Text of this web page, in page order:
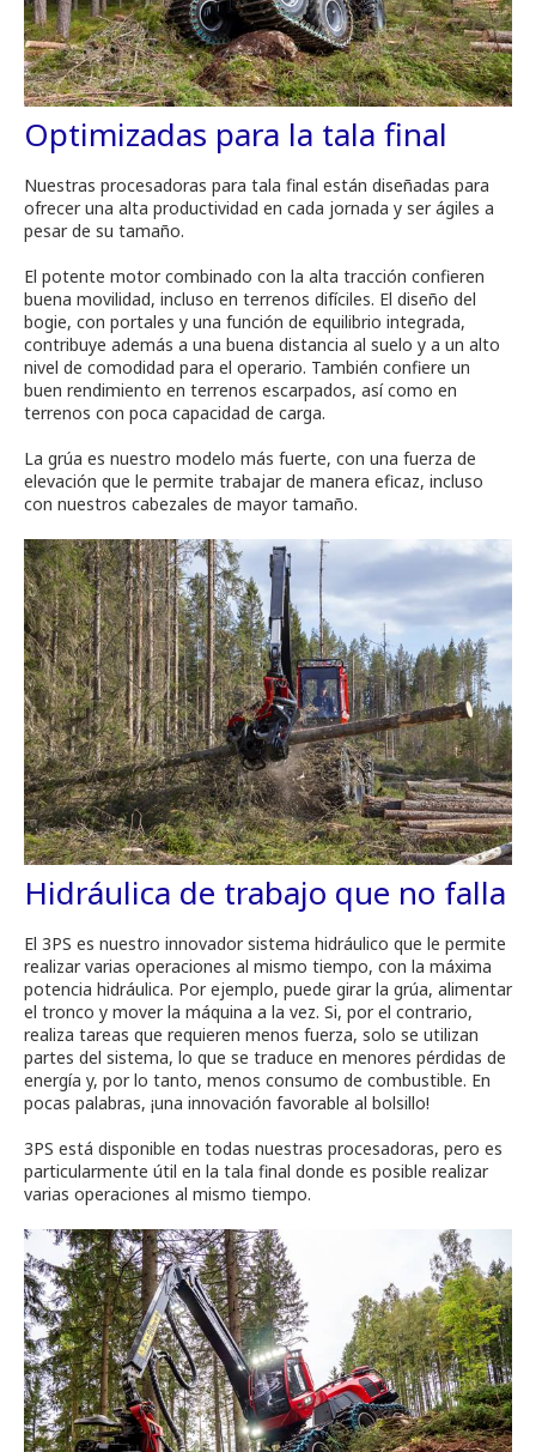
Optimizadas para la tala final
Nuestras procesadoras para tala final están diseñadas para
ofrecer una alta productividad en cada jornada y ser ágiles a
pesar de su tamaño.
El potente motor combinado con la alta tracción confieren
buena movilidad, incluso en terrenos difíciles. El diseño del
bogie, con portales y una función de equilibrio integrada,
contribuye además a una buena distancia al suelo y a un alto
nivel de comodidad para el operario. También confiere un
buen rendimiento en terrenos escarpados, así como en
terrenos con poca capacidad de carga.
La grúa es nuestro modelo más fuerte, con una fuerza de
elevación que le permite trabajar de manera eficaz, incluso
con nuestros cabezales de mayor tamaño.
Hidráulica de trabajo que no falla
El 3PS es nuestro innovador sistema hidráulico que le permite
realizar varias operaciones al mismo tiempo, con la máxima
potencia hidráulica. Por ejemplo, puede girar la grúa, alimentar
el tronco y mover la máquina a la vez. Si, por el contrario,
realiza tareas que requieren menos fuerza, solo se utilizan
partes del sistema, lo que se traduce en menores pérdidas de
energía y, por lo tanto, menos consumo de combustible. En
pocas palabras, ¡una innovación favorable al bolsillo!
3PS está disponible en todas nuestras procesadoras, pero es
particularmente útil en la tala final donde es posible realizar
varias operaciones al mismo tiempo.